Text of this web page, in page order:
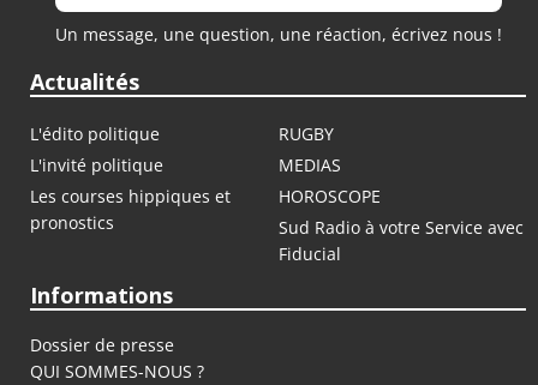
Un message, une question, une réaction, écrivez nous !
Actualités
L'édito politique
RUGBY
L'invité politique
MEDIAS
Les courses hippiques et
pronostics
HOROSCOPE
Sud Radio à votre Service avec
Fiducial
Informations
Dossier de presse
QUI SOMMES-NOUS ?